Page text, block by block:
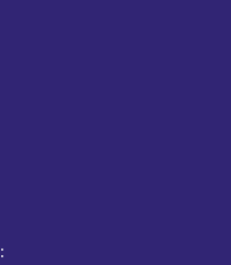
: